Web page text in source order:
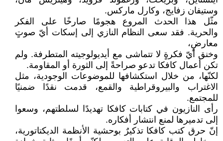
وستيفان زفايج، وكارل ماركس.
مثّل هذا الحدث المروع هجومًا صارخًا على الفكر
والحرية. فقد سعى النظام النازي إلى إسكات أيّ صوتٍ
معارضٍ،
وخنق أيّ فكرةٍ لا تتماشى مع أيديولوجيته المتطرفة. ولم
تكن أعمال كافكا تدعو صراحةً إلى الثورة أو المقاومة.
لكنّها، من خلال استكشافها للموضوعات الوجودية، مثل
الاغتراب والبيروقراطية والقمع، قدمت نقدًا ضمنيًا
للمجتمع.
رأى النازيون في كتابات كافكا تهديدًا لسلطتهم، وسعوا
إلى تدميرها لمنع انتشار أفكاره.
إنّ حرق كتب كافكا تذكيرٌ بوحشية الأنظمة الديكتاتورية،